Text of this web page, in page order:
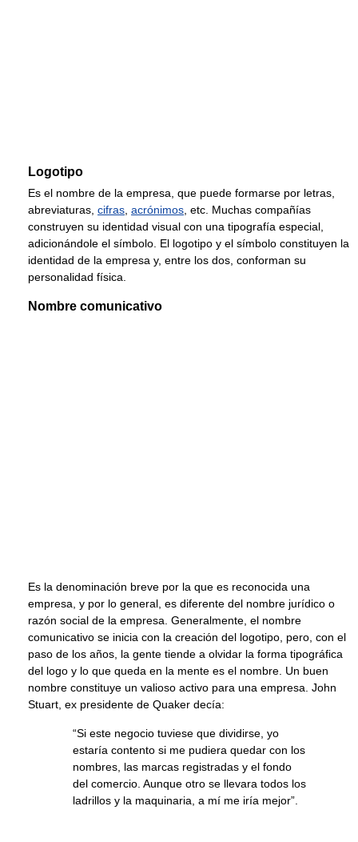
Logotipo
Es el nombre de la empresa, que puede formarse por letras,
abreviaturas, cifras acrónimos , etc. Muchas compañías
construyen su identidad visual con una tipografía especial,
adicionándole el símbolo. El logotipo y el símbolo constituyen la
identidad de la empresa y, entre los dos, conforman su
personalidad física.
Nombre comunicativo
Es la denominación breve por la que es reconocida una
empresa, y por lo general, es diferente del nombre jurídico o
razón social de la empresa. Generalmente, el nombre
comunicativo se inicia con la creación del logotipo, pero, con el
paso de los años, la gente tiende a olvidar la forma tipográfica
del logo y lo que queda en la mente es el nombre. Un buen
nombre constituye un valioso activo para una empresa. John
Stuart, ex presidente de Quaker decía:
“Si este negocio tuviese que dividirse, yo
estaría contento si me pudiera quedar con los
nombres, las marcas registradas y el fondo
del comercio. Aunque otro se llevara todos los
ladrillos y la maquinaria, a mí me iría mejor”.